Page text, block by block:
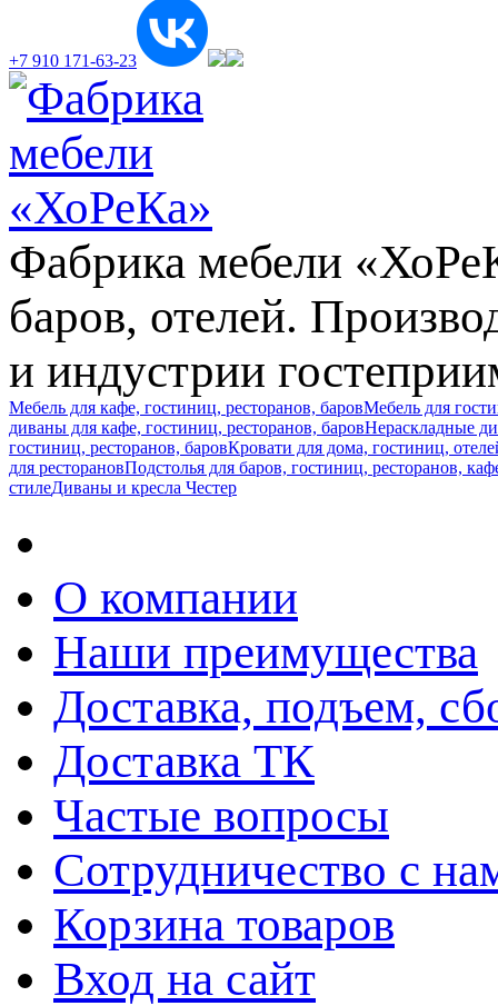
+7 910 171-63-23
Фабрика мебели
баров, отелей.
и индустрии
Мебель для кафе, гостиниц, ресторанов, баровМебель для
диваны для кафе, гостиниц, ресторанов, баровНераскладные
гостиниц, ресторанов, баровКровати для дома, гостиниц,
для ресторановПодстолья для баров, гостиниц, ресторанов,
стилеДиваны и кресла Честер
О компании
Наши преимущества
Доставка, подъем,
Доставка ТК
Частые вопросы
Сотрудничество с
Корзина товаров
Вход на сайт